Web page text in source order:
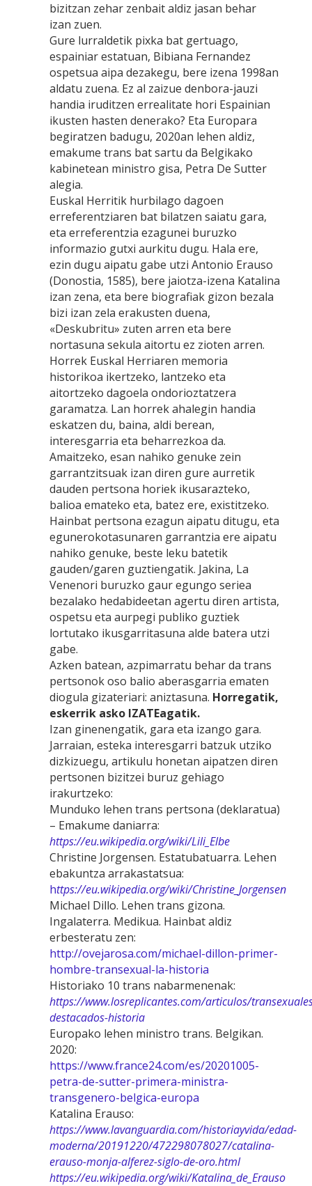
bizitzan zehar zenbait aldiz jasan behar
izan zuen.
Gure lurraldetik pixka bat gertuago,
espainiar estatuan, Bibiana Fernandez
ospetsua aipa dezakegu, bere izena 1998an
aldatu zuena. Ez al zaizue denbora-jauzi
handia iruditzen errealitate hori Espainian
ikusten hasten denerako? Eta Europara
begiratzen badugu, 2020an lehen aldiz,
emakume trans bat sartu da Belgikako
kabinetean ministro gisa, Petra De Sutter
alegia.
Euskal Herritik hurbilago dagoen
erreferentziaren bat bilatzen saiatu gara,
eta erreferentzia ezagunei buruzko
informazio gutxi aurkitu dugu. Hala ere,
ezin dugu aipatu gabe utzi Antonio Erauso
(Donostia, 1585), bere jaiotza-izena Katalina
izan zena, eta bere biografiak gizon bezala
bizi izan zela erakusten duena,
«Deskubritu» zuten arren eta bere
nortasuna sekula aitortu ez zioten arren.
Horrek Euskal Herriaren memoria
historikoa ikertzeko, lantzeko eta
aitortzeko dagoela ondorioztatzera
garamatza. Lan horrek ahalegin handia
eskatzen du, baina, aldi berean,
interesgarria eta beharrezkoa da.
Amaitzeko, esan nahiko genuke zein
garrantzitsuak izan diren gure aurretik
dauden pertsona horiek ikusarazteko,
balioa emateko eta, batez ere, existitzeko.
Hainbat pertsona ezagun aipatu ditugu, eta
egunerokotasunaren garrantzia ere aipatu
nahiko genuke, beste leku batetik
gauden/garen guztiengatik. Jakina, La
Venenori buruzko gaur egungo seriea
bezalako hedabideetan agertu diren artista,
ospetsu eta aurpegi publiko guztiek
lortutako ikusgarritasuna alde batera utzi
gabe.
Azken batean, azpimarratu behar da trans
pertsonok oso balio aberasgarria ematen
diogula gizateriari: aniztasuna. Horregatik,
eskerrik asko IZATEagatik.
Izan ginenengatik, gara eta izango gara.
Jarraian, esteka interesgarri batzuk utziko
dizkizuegu, artikulu honetan aipatzen diren
pertsonen bizitzei buruz gehiago
irakurtzeko:
Munduko lehen trans pertsona (deklaratua)
– Emakume daniarra:
https://eu.wikipedia.org/wiki/Lili_Elbe
Christine Jorgensen. Estatubatuarra. Lehen
ebakuntza arrakastatsua:
https://eu.wikipedia.org/wiki/Christine_Jorgensen
Michael Dillo. Lehen trans gizona.
Ingalaterra. Medikua. Hainbat aldiz
erbesteratu zen:
http://ovejarosa.com/michael-dillon-primer-
hombre-transexual-la-historia
Historiako 10 trans nabarmenenak:
https://www.losreplicantes.com/articulos/
destacados-historia
Europako lehen ministro trans. Belgikan.
2020:
https://www.france24.com/es/20201005-
petra-de-sutter-primera-ministra-
transgenero-belgica-europa
Katalina Erauso:
https://www.lavanguardia.com/historiayvida/edad-
moderna/20191220/472298078027/catalina-
erauso-monja-alferez-siglo-de-oro.html
https://eu.wikipedia.org/wiki/Katalina_de_Erauso